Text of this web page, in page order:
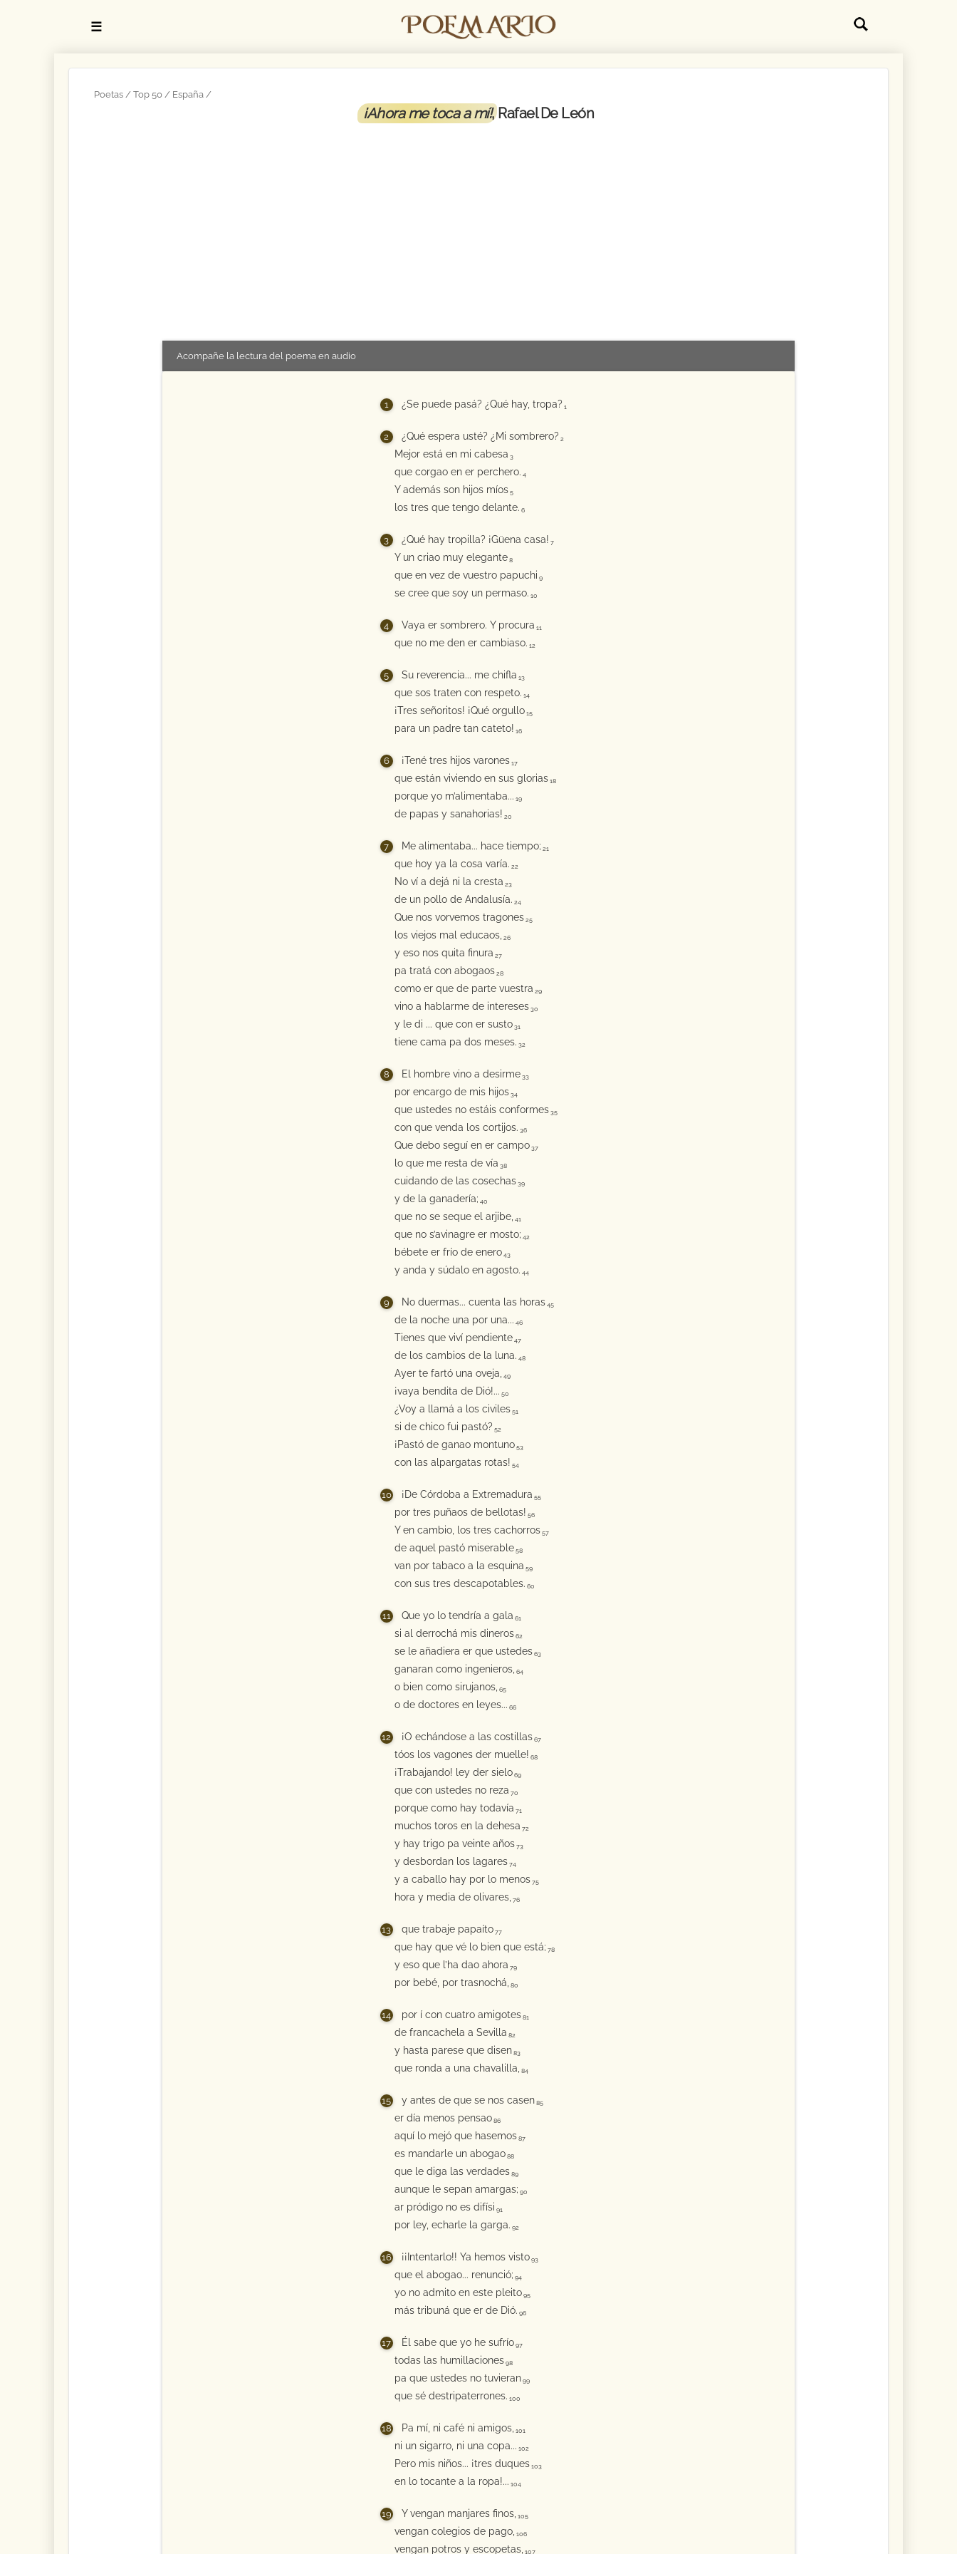
☰
Poetas Top 50 España
¡Ahora me toca a mí!, Rafael De León
Acompañe la lectura del poema en audio
¿Se puede pasá? ¿Qué hay, tropa? 1
¿Qué espera usté? ¿Mi sombrero? 2
Mejor está en mi cabesa 3
que corgao en er perchero. 4
Y además son hijos míos 5
los tres que tengo delante. 6
¿Qué hay tropilla? ¡Güena casa! 7
Y un criao muy elegante 8
que en vez de vuestro papuchi 9
se cree que soy un permaso. 10
Vaya er sombrero. Y procura 11
que no me den er cambiaso. 12
Su reverencia... me chifla 13
que sos traten con respeto. 14
¡Tres señoritos! ¡Qué orgullo 15
para un padre tan cateto! 16
¡Tené tres hijos varones 17
que están viviendo en sus glorias 18
porque yo m’alimentaba... 19
de papas y sanahorias! 20
Me alimentaba... hace tiempo; 21
que hoy ya la cosa varía. 22
No ví a dejá ni la cresta 23
de un pollo de Andalusía. 24
Que nos vorvemos tragones 25
los viejos mal educaos, 26
y eso nos quita finura 27
pa tratá con abogaos 28
como er que de parte vuestra 29
vino a hablarme de intereses 30
y le di ... que con er susto 31
tiene cama pa dos meses. 32
El hombre vino a desirme 33
por encargo de mis hijos 34
que ustedes no estáis conformes 35
con que venda los cortijos. 36
Que debo seguí en er campo 37
lo que me resta de vía 38
cuidando de las cosechas 39
y de la ganadería; 40
que no se seque el arjibe, 41
que no s’avinagre er mosto; 42
bébete er frío de enero 43
y anda y súdalo en agosto. 44
No duermas... cuenta las horas 45
de la noche una por una... 46
Tienes que viví pendiente 47
de los cambios de la luna. 48
Ayer te fartó una oveja, 49
¡vaya bendita de Dió!... 50
¿Voy a llamá a los civiles 51
si de chico fui pastó? 52
¡Pastó de ganao montuno 53
con las alpargatas rotas! 54
¡De Córdoba a Extremadura 55
por tres puñaos de bellotas! 56
Y en cambio, los tres cachorros 57
de aquel pastó miserable 58
van por tabaco a la esquina 59
con sus tres descapotables. 60
Que yo lo tendría a gala 61
si al derrochá mis dineros 62
se le añadiera er que ustedes 63
ganaran como ingenieros, 64
o bien como sirujanos, 65
o de doctores en leyes... 66
¡O echándose a las costillas 67
tóos los vagones der muelle! 68
¡Trabajando! ley der sielo 69
que con ustedes no reza 70
porque como hay todavía 71
muchos toros en la dehesa 72
y hay trigo pa veinte años 73
y desbordan los lagares 74
y a caballo hay por lo menos 75
hora y media de olivares, 76
que trabaje papaíto 77
que hay que vé lo bien que está; 78
y eso que l’ha dao ahora 79
por bebé, por trasnochá, 80
por í con cuatro amigotes 81
de francachela a Sevilla 82
y hasta parese que disen 83
que ronda a una chavalilla, 84
y antes de que se nos casen 85
er día menos pensao 86
aquí lo mejó que hasemos 87
es mandarle un abogao 88
que le diga las verdades 89
aunque le sepan amargas; 90
ar pródigo no es difísi 91
por ley, echarle la garga. 92
¡¡Intentarlo!! Ya hemos visto 93
que el abogao... renunció; 94
yo no admito en este pleito 95
más tribuná que er de Dió. 96
Él sabe que yo he sufrío 97
todas las humillaciones 98
pa que ustedes no tuvieran 99
que sé destripaterrones. 100
Pa mí, ni café ni amigos, 101
ni un sigarro, ni una copa... 102
Pero mis niños... ¡tres duques 103
en lo tocante a la ropa!... 104
Y vengan manjares finos, 105
vengan colegios de pago, 106
vengan potros y escopetas, 107